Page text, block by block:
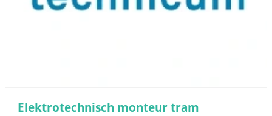
Elektrotechnisch monteur tram